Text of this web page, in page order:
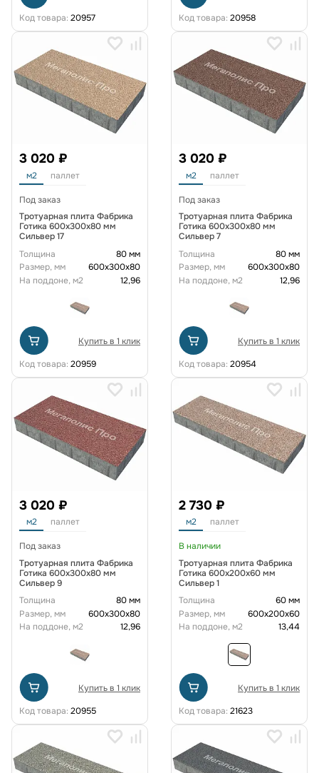
Код товара: 20957
Код товара: 20958
3 020 ₽
м2 паллет
Под заказ
Тротуарная плита Фабрика
Готика 600x300x80 мм
Сильвер 17
Толщина
80 мм
Размер, мм
600х300х80
На поддоне, м2
12,96
Купить в 1 клик
Код товара: 20959
3 020 ₽
м2 паллет
Под заказ
Тротуарная плита Фабрика
Готика 600x300x80 мм
Сильвер 7
Толщина
80 мм
Размер, мм
600х300х80
На поддоне, м2
12,96
Купить в 1 клик
Код товара: 20954
3 020 ₽
м2 паллет
Под заказ
Тротуарная плита Фабрика
Готика 600x300x80 мм
Сильвер 9
Толщина
80 мм
Размер, мм
600х300х80
На поддоне, м2
12,96
Купить в 1 клик
Код товара: 20955
2 730 ₽
м2 паллет
В наличии
Тротуарная плита Фабрика
Готика 600х200х60 мм
Сильвер 1
Толщина
60 мм
Размер, мм
600х200х60
На поддоне, м2
13,44
Купить в 1 клик
Код товара: 21623